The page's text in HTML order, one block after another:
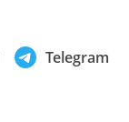
Telegram